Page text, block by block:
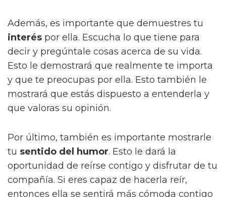
Además, es importante que demuestres tu
interés por ella. Escucha lo que tiene para
decir y pregúntale cosas acerca de su vida.
Esto le demostrará que realmente te importa
y que te preocupas por ella. Esto también le
mostrará que estás dispuesto a entenderla y
que valoras su opinión.
Por último, también es importante mostrarle
tu sentido del humor. Esto le dará la
oportunidad de reírse contigo y disfrutar de tu
compañía. Si eres capaz de hacerla reír,
entonces ella se sentirá más cómoda contigo